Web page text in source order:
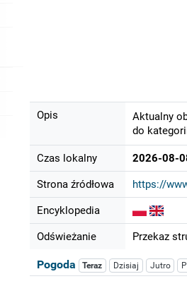
Opis
Aktualny
do
Czas lokalny 2026-08-
Strona źródłowa https://
Encyklopedia
Odświeżanie Przekaz
Pogoda Teraz Dzisiaj Jutro